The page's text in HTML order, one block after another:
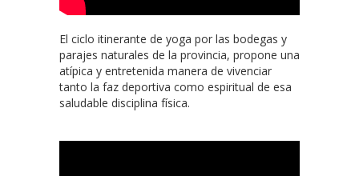
El ciclo itinerante de yoga por las bodegas y
parajes naturales de la provincia, propone una
atípica y entretenida manera de vivenciar
tanto la faz deportiva como espiritual de esa
saludable disciplina física.